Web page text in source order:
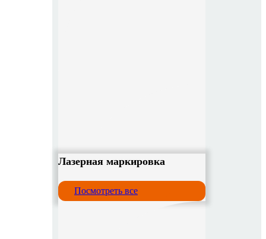
Лазерная маркировка
Посмотреть все